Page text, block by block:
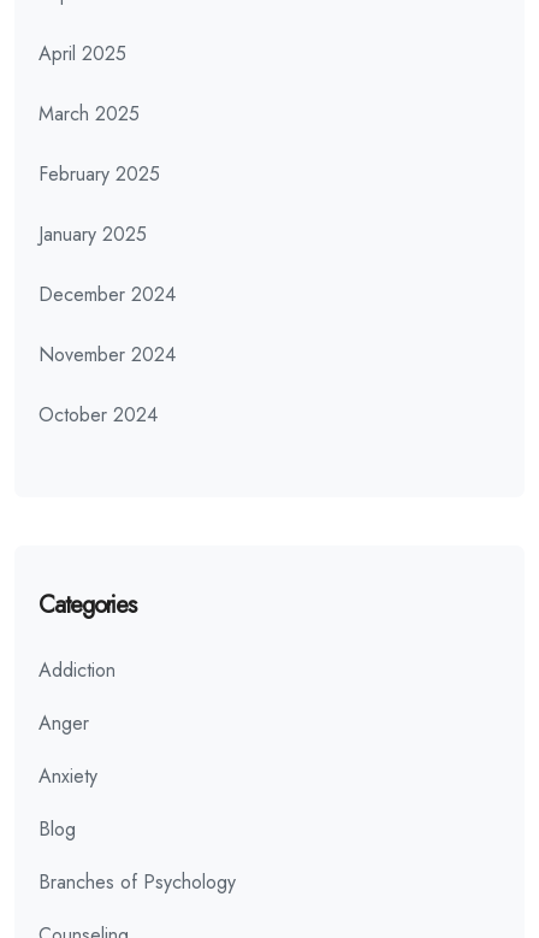
April 2025
March 2025
February 2025
January 2025
December 2024
November 2024
October 2024
Categories
Addiction
Anger
Anxiety
Blog
Branches of Psychology